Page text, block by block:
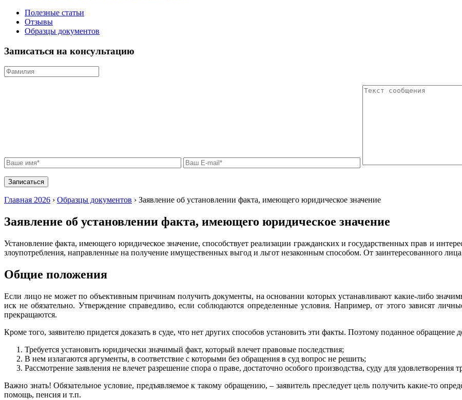
Полезные статьи
Отзывы
Образцы документов
Записаться на консультацию
Главная 2026 › Образцы документов › Заявление об установлении факта, имеющего юридическое значение
Заявление об установлении факта, имеющего юридическое значение
Установление факта, имеющего юридическое значение, способствует реализации гражданских и государственных прав и
злоупотребления, направленные на получение имущественных выгод и льгот незаконным способом. От заинтересованного лица
Общие положения
Если лицо не может по объективным причинам получить документы, на основании которых устанавливают какие-либо
иск не обязательно. Утверждение справедливо, если соблюдаются определенные условия. Например, от этого зависят
прекращаются.
Кроме того, заявителю придется доказать в суде, что нет других способов установить эти факты. Поэтому поданное обращение
Требуется установить юридически значимый факт, который влечет правовые последствия;
В нем излагаются аргументы, в соответствие с которыми без обращения в суд вопрос не решить;
Рассмотрение заявления не влечет разрешение спора о праве, достаточно особого производства, суду для удовлетворения
Важно знать! Обязательное условие, предъявляемое к такому обращению, – заявитель преследует цель получить какие-то
помощь, пенсия и т.п.